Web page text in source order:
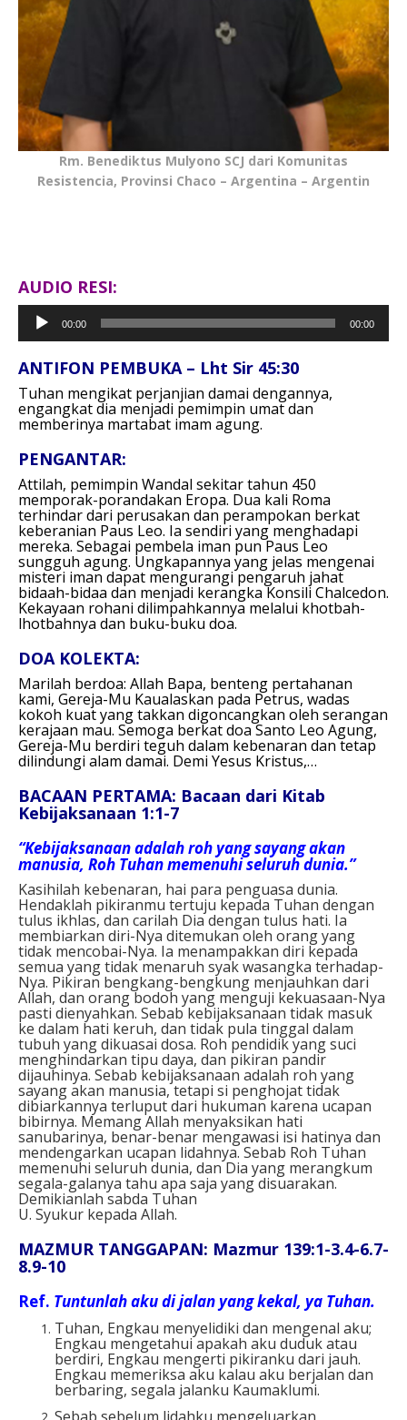
Rm. Benediktus Mulyono SCJ dari Komunitas
Resistencia, Provinsi Chaco – Argentina – Argentin
AUDIO RESI:
Pemutar
Audio
00:00 00:00
ANTIFON PEMBUKA – Lht Sir 45:30
Tuhan mengikat perjanjian damai dengannya,
engangkat dia menjadi pemimpin umat dan
memberinya martabat imam agung.
PENGANTAR:
Attilah, pemimpin Wandal sekitar tahun 450
memporak-porandakan Eropa. Dua kali Roma
terhindar dari perusakan dan perampokan berkat
keberanian Paus Leo. Ia sendiri yang menghadapi
mereka. Sebagai pembela iman pun Paus Leo
sungguh agung. Ungkapannya yang jelas mengenai
misteri iman dapat mengurangi pengaruh jahat
bidaah-bidaa dan menjadi kerangka Konsili Chalcedon.
Kekayaan rohani dilimpahkannya melalui khotbah-
lhotbahnya dan buku-buku doa.
DOA KOLEKTA:
Marilah berdoa: Allah Bapa, benteng pertahanan
kami, Gereja-Mu Kaualaskan pada Petrus, wadas
kokoh kuat yang takkan digoncangkan oleh serangan
kerajaan mau. Semoga berkat doa Santo Leo Agung,
Gereja-Mu berdiri teguh dalam kebenaran dan tetap
dilindungi alam damai. Demi Yesus Kristus,…
BACAAN PERTAMA: Bacaan dari Kitab
Kebijaksanaan 1:1-7
“Kebijaksanaan adalah roh yang sayang akan
manusia, Roh Tuhan memenuhi seluruh dunia.”
Kasihilah kebenaran, hai para penguasa dunia.
Hendaklah pikiranmu tertuju kepada Tuhan dengan
tulus ikhlas, dan carilah Dia dengan tulus hati. Ia
membiarkan diri-Nya ditemukan oleh orang yang
tidak mencobai-Nya. Ia menampakkan diri kepada
semua yang tidak menaruh syak wasangka terhadap-
Nya. Pikiran bengkang-bengkung menjauhkan dari
Allah, dan orang bodoh yang menguji kekuasaan-Nya
pasti dienyahkan. Sebab kebijaksanaan tidak masuk
ke dalam hati keruh, dan tidak pula tinggal dalam
tubuh yang dikuasai dosa. Roh pendidik yang suci
menghindarkan tipu daya, dan pikiran pandir
dijauhinya. Sebab kebijaksanaan adalah roh yang
sayang akan manusia, tetapi si penghojat tidak
dibiarkannya terluput dari hukuman karena ucapan
bibirnya. Memang Allah menyaksikan hati
sanubarinya, benar-benar mengawasi isi hatinya dan
mendengarkan ucapan lidahnya. Sebab Roh Tuhan
memenuhi seluruh dunia, dan Dia yang merangkum
segala-galanya tahu apa saja yang disuarakan.
Demikianlah sabda Tuhan
U. Syukur kepada Allah.
MAZMUR TANGGAPAN: Mazmur 139:1-3.4-6.7-
8.9-10
Ref. Tuntunlah aku di jalan yang kekal, ya Tuhan.
Tuhan, Engkau menyelidiki dan mengenal aku;
Engkau mengetahui apakah aku duduk atau
berdiri, Engkau mengerti pikiranku dari jauh.
Engkau memeriksa aku kalau aku berjalan dan
berbaring, segala jalanku Kaumaklumi.